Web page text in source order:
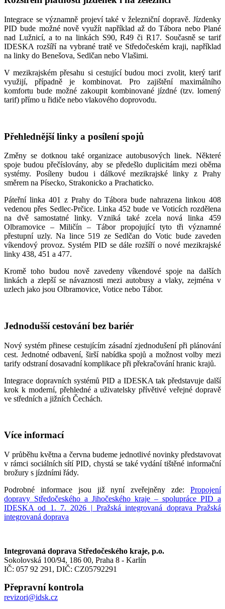
Integrace se významně projeví také v železniční dopravě. Jízdenky
PID bude možné nově využít například až do Tábora nebo Plané
nad Lužnicí, a to na linkách S90, R49 či R17. Současně se tarif
IDESKA rozšíří na vybrané tratě ve Středočeském kraji, například
na linky do Benešova, Sedlčan nebo Vlašimi.
V mezikrajském přesahu si cestující budou moci zvolit, který tarif
využijí, případně je kombinovat. Pro zajištění maximálního
komfortu bude možné zakoupit kombinované jízdné (tzv. lomený
tarif) přímo u řidiče nebo vlakového doprovodu.
Přehlednější linky a posílení spojů
Změny se dotknou také organizace autobusových linek. Některé
spoje budou přečíslovány, aby se předešlo duplicitám mezi oběma
systémy. Posíleny budou i dálkové mezikrajské linky z Prahy
směrem na Písecko, Strakonicko a Prachaticko.
Páteřní linka 401 z Prahy do Tábora bude nahrazena linkou 408
vedenou přes Sedlec-Prčice. Linka 452 bude ve Voticích rozdělena
na dvě samostatné linky. Vzniká také zcela nová linka 459
Olbramovice – Miličín – Tábor propojující tyto tři významné
přestupní uzly. Na lince 519 ze Sedlčan do Votic bude zaveden
víkendový provoz. Systém PID se dále rozšíří o nové mezikrajské
linky 438, 451 a 477.
Kromě toho budou nově zavedeny víkendové spoje na dalších
linkách a zlepší se návaznosti mezi autobusy a vlaky, zejména v
uzlech jako jsou Olbramovice, Votice nebo Tábor.
Jednodušší cestování bez bariér
Nový systém přinese cestujícím zásadní zjednodušení při plánování
cest. Jednotné odbavení, širší nabídka spojů a možnost volby mezi
tarify odstraní dosavadní komplikace při překračování hranic krajů.
Integrace dopravních systémů PID a IDESKA tak představuje další
krok k moderní, přehledné a uživatelsky přívětivé veřejné dopravě
ve středních a jižních Čechách.
Více informací
V průběhu května a června budeme jednotlivé novinky představovat
v rámci sociálních sítí PID, chystá se také vydání tištěné informační
brožury s jízdními řády.
Podrobné informace jsou již nyní zveřejněny zde: Propojení
dopravy Středočeského a Jihočeského kraje – spolupráce PID a
IDESKA od 1. 7. 2026 | Pražská integrovaná doprava Pražská
integrovaná doprava
Integrovaná doprava Středočeského kraje, p.o.
Sokolovská 100/94, 186 00, Praha 8 - Karlín
IČ: 057 92 291, DIČ: CZ05792291
Přepravní kontrola
revizori@idsk.cz